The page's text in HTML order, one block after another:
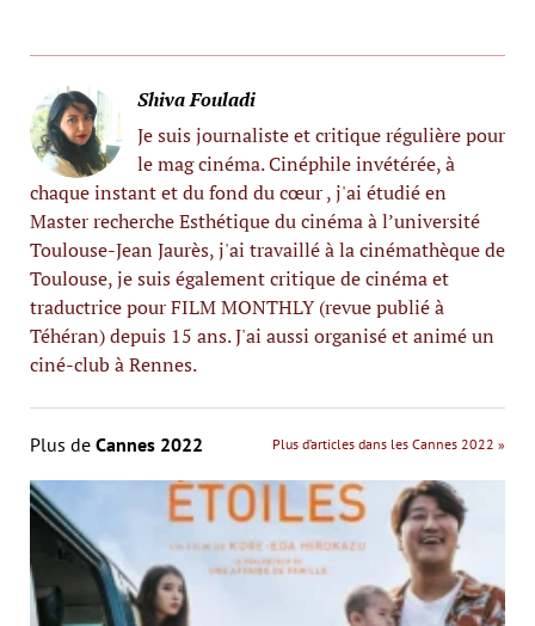
Shiva Fouladi
Je suis journaliste et critique régulière pour
le mag cinéma. Cinéphile invétérée, à
chaque instant et du fond du cœur , j'ai étudié en
Master recherche Esthétique du cinéma à l’université
Toulouse-Jean Jaurès, j'ai travaillé à la cinémathèque de
Toulouse, je suis également critique de cinéma et
traductrice pour FILM MONTHLY (revue publié à
Téhéran) depuis 15 ans. J'ai aussi organisé et animé un
ciné-club à Rennes.
Plus de Cannes 2022 Plus d’articles dans les Cannes 2022 »